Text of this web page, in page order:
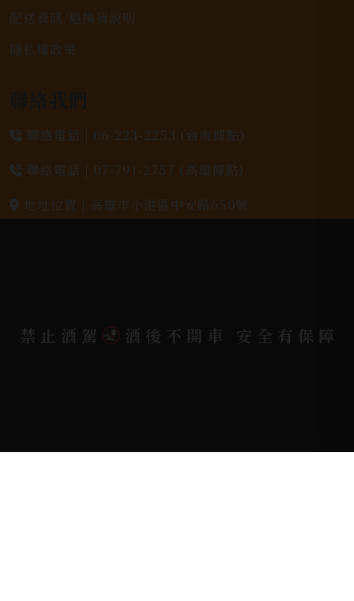
配送資訊/退換貨說明
隱私權政策
聯絡電話 | 06-223-2253 (台南據點)
聯絡電話 | 07-791-2757 (高雄據點)
地址位置 | 高雄市小港區中安路650號
2026.All rights reserved.
Designed By
禁止酒駕 酒後不開車 安全有保障